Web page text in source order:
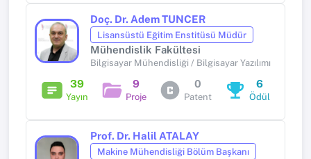
Doç. Dr. Adem TUNCER
Lisansüstü Eğitim Enstitüsü Müdür
Mühendislik Fakültesi
Bilgisayar Mühendisliği / Bilgisayar Yazılımı
39
Yayın
9
Proje
0
Patent
6
Ödül
Prof. Dr. Halil ATALAY
Makine Mühendisliği Bölüm Başkanı